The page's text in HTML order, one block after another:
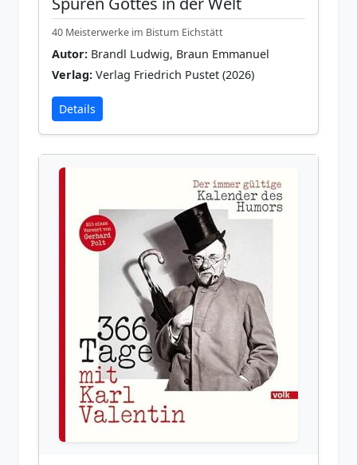
40 Meisterwerke im Bistum Eichstätt
Autor: Brandl Ludwig, Braun Emmanuel
Verlag: Verlag Friedrich Pustet (2026)
Details